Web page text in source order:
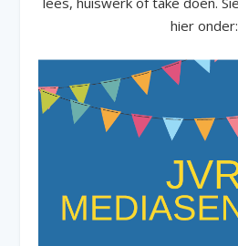
hier onder: